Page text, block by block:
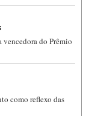
do Prêmio
como reflexo das